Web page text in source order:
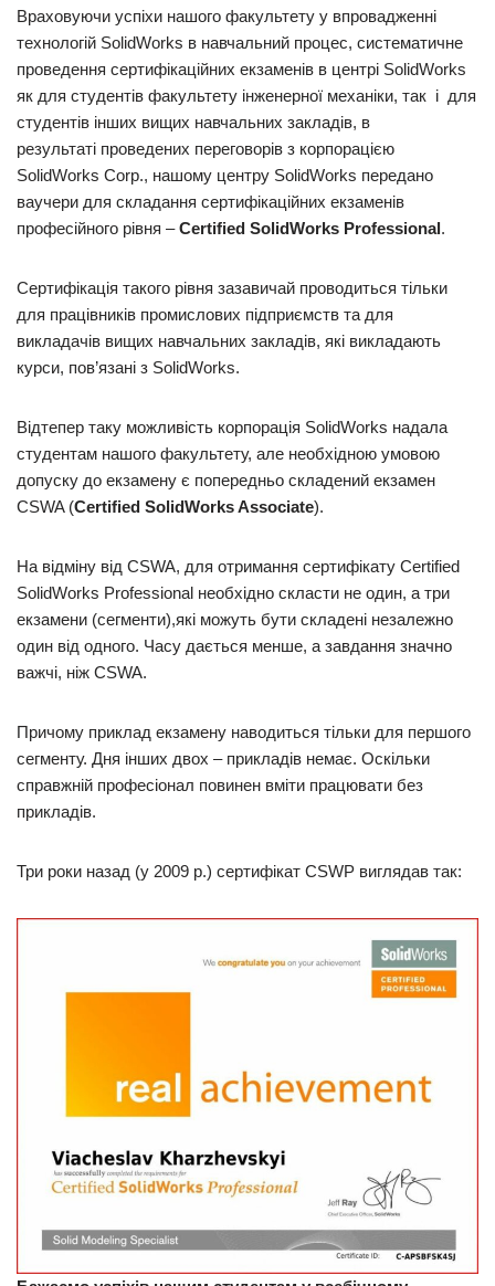
Враховуючи успіхи нашого факультету у впровадженні
технологій SolidWorks в навчальний процес, систематичне
проведення сертифікаційних екзаменів в центрі SolidWorks
як для студентів факультету інженерної механіки, так і для
студентів інших вищих навчальних закладів, в
результаті проведених переговорів з корпорацією
SolidWorks Corp., нашому центру SolidWorks передано
ваучери для складання сертифікаційних екзаменів
професійного рівня –Certified SolidWorks Professional.
Сертифікація такого рівня зазавичай проводиться тільки
для працівників промислових підприємств та для
викладачів вищих навчальних закладів, які викладають
курси, пов’язані з SolidWorks.
Відтепер таку можливість корпорація SolidWorks надала
студентам нашого факультету, але необхідною умовою
допуску до екзамену є попередньо складений екзамен
CSWA (Certified SolidWorks Associate).
На відміну від CSWA, для отримання сертифікату Certified
SolidWorks Professional необхідно скласти не один, а три
екзамени (сегменти),які можуть бути складені незалежно
один від одного. Часу дається менше, а завдання значно
важчі, ніж CSWA.
Причому приклад екзамену наводиться тільки для першого
сегменту. Дня інших двох – прикладів немає. Оскільки
справжній професіонал повинен вміти працювати без
прикладів.
Три роки назад (у 2009 р.) сертифікат CSWP виглядав так: